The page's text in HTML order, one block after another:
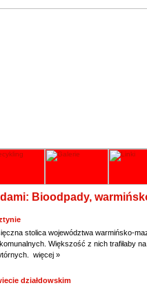
Bioodpady,
stolica województwa warmińsko-
Większość z nich trafiłaby na
więcej »
działdowskim